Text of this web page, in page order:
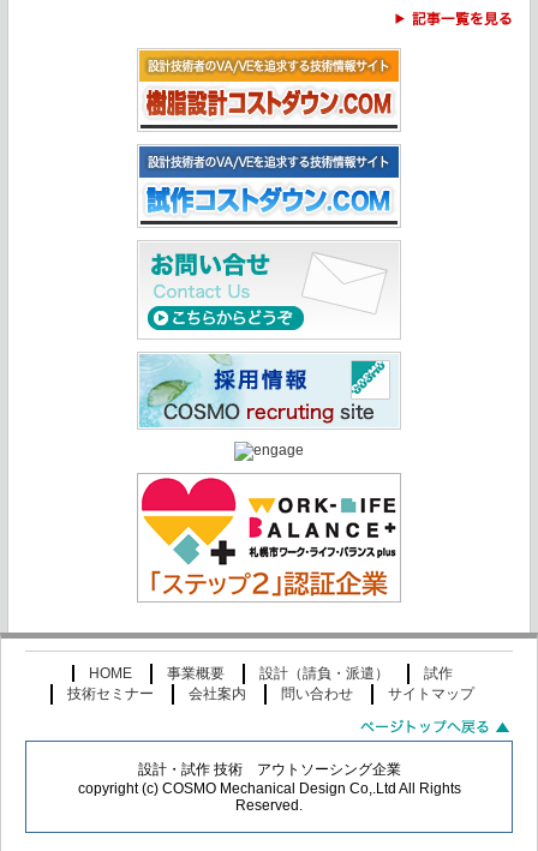
HOME 事業概要 設計（請負・派遣）
試作
技術セミナー
会社案内 問い合わせ サイトマップ
設計・試作 技術 アウトソーシング企業
copyright (c) COSMO Mechanical Design Co,.Ltd All Rights
Reserved.